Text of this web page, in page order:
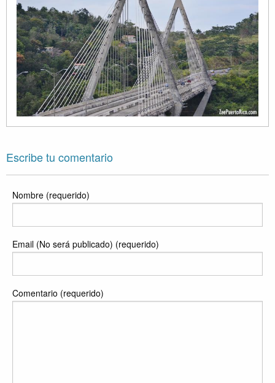
Escribe tu comentario
Nombre (requerido)
Email (No será publicado) (requerido)
Comentario (requerido)